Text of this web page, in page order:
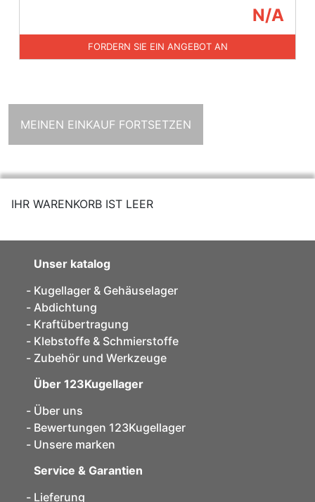
N/A
FORDERN SIE EIN ANGEBOT AN
MEINEN EINKAUF FORTSETZEN
IHR WARENKORB IST LEER
Unser katalog
Kugellager & Gehäuselager
Abdichtung
Kraftübertragung
Klebstoffe & Schmierstoffe
Zubehör und Werkzeuge
Über 123Kugellager
Über uns
Bewertungen 123Kugellager
Unsere marken
Service & Garantien
Lieferung